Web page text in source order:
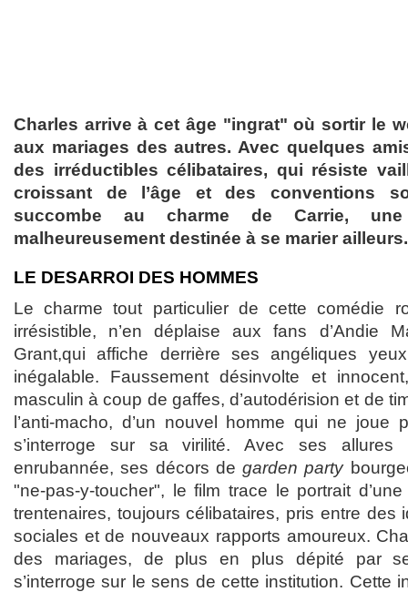
Charles arrive à cet âge "ingrat" où sortir le
aux mariages des autres. Avec quelques
des irréductibles célibataires, qui résiste
croissant de l’âge et des conventions
succombe au charme de Carrie, une
malheureusement destinée à se marier
LE DESARROI DES HOMMES
Le charme tout particulier de cette comédie
irrésistible, n’en déplaise aux fans d’Andie
Grant,qui affiche derrière ses angéliques
inégalable. Faussement désinvolte et
masculin à coup de gaffes, d’autodérision et de
l’anti-macho, d’un nouvel homme qui ne
s’interroge sur sa virilité. Avec ses
enrubannée, ses décors degarden party
"ne-pas-y-toucher", le film trace le portrait
trentenaires, toujours célibataires, pris entre des
sociales et de nouveaux rapports amoureux.
des mariages, de plus en plus dépité par
s’interroge sur le sens de cette institution. Cette